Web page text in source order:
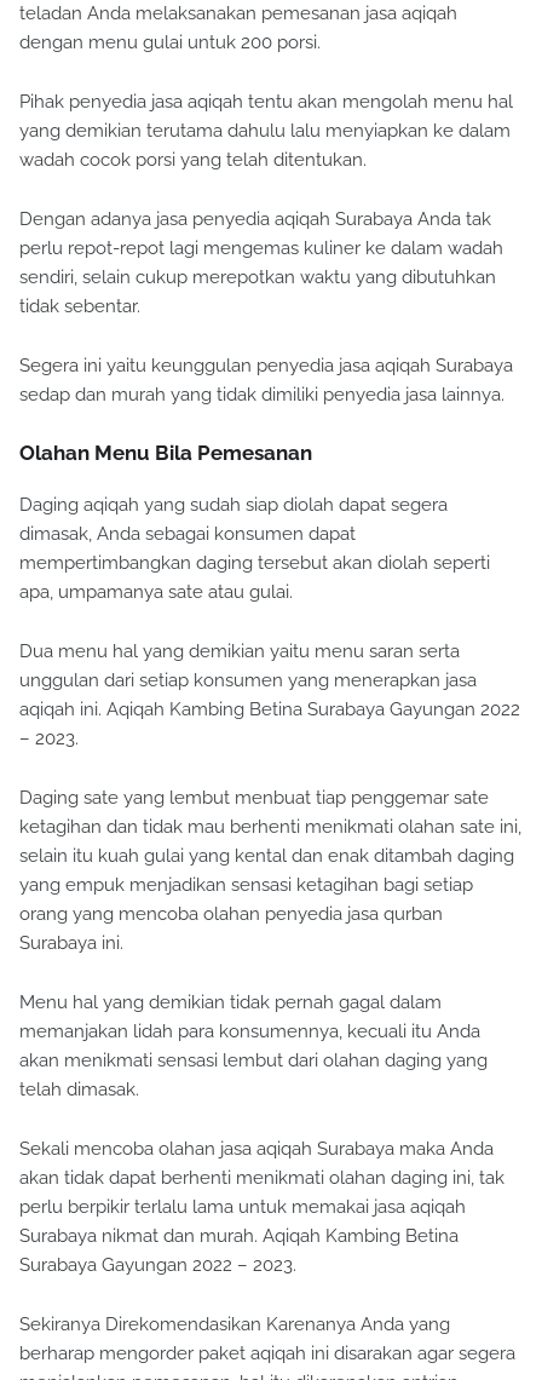
teladan Anda melaksanakan pemesanan jasa aqiqah
dengan menu gulai untuk 200 porsi.
Pihak penyedia jasa aqiqah tentu akan mengolah menu hal
yang demikian terutama dahulu lalu menyiapkan ke dalam
wadah cocok porsi yang telah ditentukan.
Dengan adanya jasa penyedia aqiqah Surabaya Anda tak
perlu repot-repot lagi mengemas kuliner ke dalam wadah
sendiri, selain cukup merepotkan waktu yang dibutuhkan
tidak sebentar.
Segera ini yaitu keunggulan penyedia jasa aqiqah Surabaya
sedap dan murah yang tidak dimiliki penyedia jasa lainnya.
Olahan Menu Bila Pemesanan
Daging aqiqah yang sudah siap diolah dapat segera
dimasak, Anda sebagai konsumen dapat
mempertimbangkan daging tersebut akan diolah seperti
apa, umpamanya sate atau gulai.
Dua menu hal yang demikian yaitu menu saran serta
unggulan dari setiap konsumen yang menerapkan jasa
aqiqah ini. Aqiqah Kambing Betina Surabaya Gayungan 2022
– 2023.
Daging sate yang lembut menbuat tiap penggemar sate
ketagihan dan tidak mau berhenti menikmati olahan sate ini,
selain itu kuah gulai yang kental dan enak ditambah daging
yang empuk menjadikan sensasi ketagihan bagi setiap
orang yang mencoba olahan penyedia jasa qurban
Surabaya ini.
Menu hal yang demikian tidak pernah gagal dalam
memanjakan lidah para konsumennya, kecuali itu Anda
akan menikmati sensasi lembut dari olahan daging yang
telah dimasak.
Sekali mencoba olahan jasa aqiqah Surabaya maka Anda
akan tidak dapat berhenti menikmati olahan daging ini, tak
perlu berpikir terlalu lama untuk memakai jasa aqiqah
Surabaya nikmat dan murah. Aqiqah Kambing Betina
Surabaya Gayungan 2022 – 2023.
Sekiranya Direkomendasikan Karenanya Anda yang
berharap mengorder paket aqiqah ini disarakan agar segera